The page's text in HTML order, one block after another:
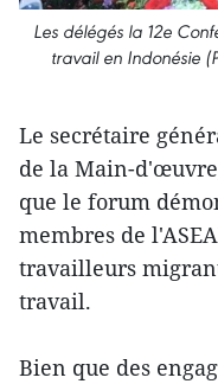
Les délégés la 12e
travail en Indonésie
Le secrétaire
de la Main-
que le forum
membres de
travailleurs
travail.
Bien que des